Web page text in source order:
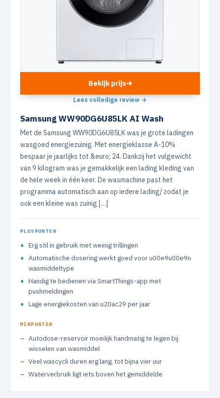
Bekijk prijs
Lees volledige review →
Samsung WW90DG6U85LK AI Wash
Met de Samsung WW90DG6U85LK was je grote ladingen
wasgoed energiezuinig. Met energieklasse A-10%
bespaar je jaarlijks tot &euro; 24. Dankzij het vulgewicht
van 9 kilogram was je gemakkelijk een lading kleding van
de hele week in één keer. De wasmachine past het
programma automatisch aan op iedere lading/ zodat je
ook een kleine was zuinig […]
PLUSPUNTEN
Erg stil in gebruik met weinig trillingen
Automatische dosering werkt goed voor u00e9u00e9n
wasmiddeltype
Handig te bedienen via SmartThings-app met
pushmeldingen
Lage energiekosten van u20ac29 per jaar
MINPUNTEN
Autodose-reservoir moeilijk handmatig te legen bij
wisselen van wasmiddel
Veel wascycli duren erg lang, tot bijna vier uur
Waterverbruik ligt iets boven het gemiddelde